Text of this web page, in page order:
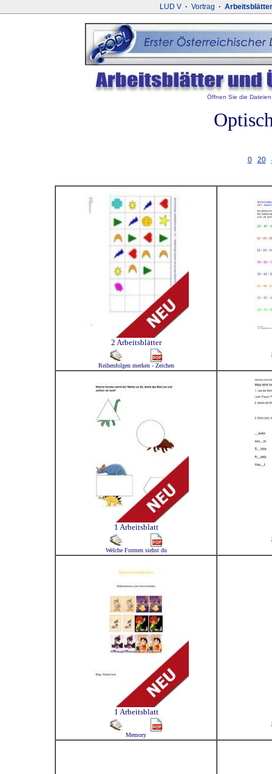
LUD V · Vortrag · Arbeitsblätter
Öffnen Sie die
0 20
2 Arbeitsblätter
Reihenfolgen merken - Zeichen
1 Arbeitsblatt
Welche Formen siehst du
1 Arbeitsblatt
Memory